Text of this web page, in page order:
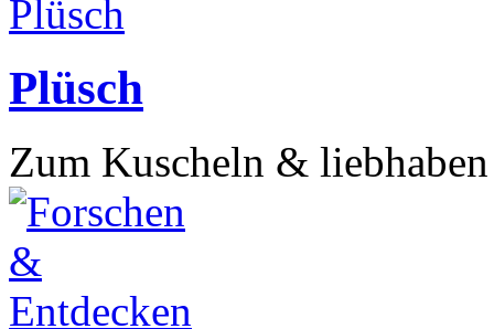
Plüsch
Zum Kuscheln &